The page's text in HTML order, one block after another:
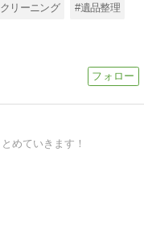
リーニング #遺品整理
めていきます！